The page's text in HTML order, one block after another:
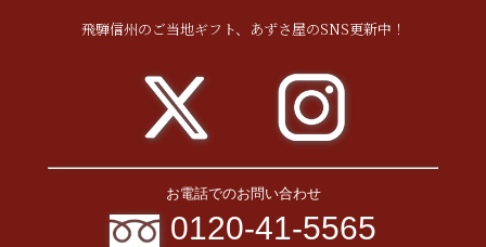
飛騨信州のご当地ギフト、あずさ屋のSNS更新中！
お電話でのお問い合わせ
0120-41-5565